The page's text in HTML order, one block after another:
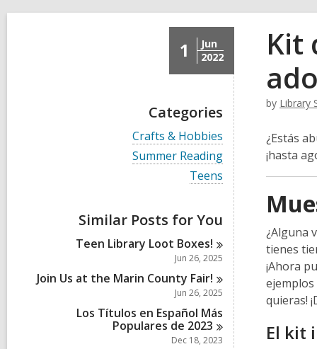
1
Jun
2022
Categories
V
i
e
l
c
r
s
Crafts & Hobbies
V
i
l
c
d
i
n
Summer Reading
V
i
w
a
l
l
c
a
r
s
i
n
Teens
Similar Posts for You
Teen Library Loot Boxes!
Jun 26, 2025
Join Us at the Marin County Fair!
Jun 26, 2025
Los Títulos en Español Más
Populares de 2023
Dec 18, 2023
Kit
by Library
¿Estás
¡hasta
¿Alguna
tienes
¡Ahora
quieras!
El kit